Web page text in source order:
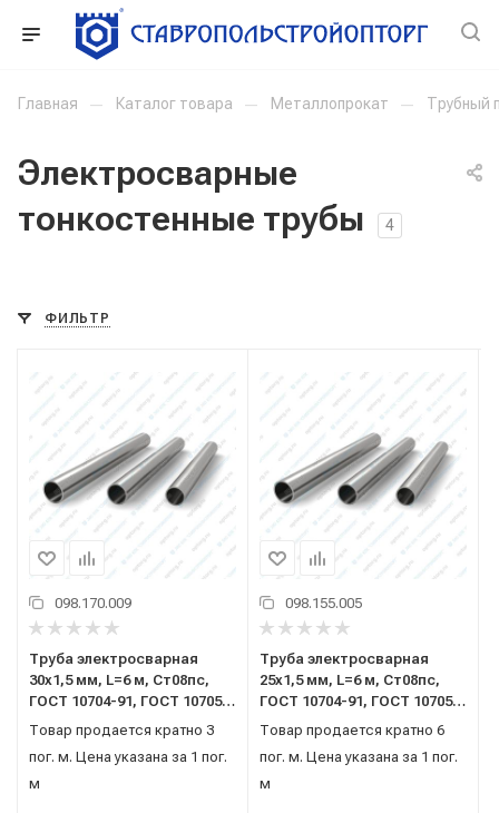
Главная — Каталог товара — Металлопрокат — Трубный
Электросварные
тонкостенные трубы
4
ФИЛЬТР
098.170.009
Труба электросварная
30x1,5 мм, L=6 м, Ст08пс,
ГОСТ 10704-91, ГОСТ 10705-
80, (теор. вес)
Товар продается кратно 3
пог. м. Цена указана за 1 пог.
м
098.155.005
Труба электросварная
25x1,5 мм, L=6 м, Ст08пс,
ГОСТ 10704-91, ГОСТ 10705-
80, (теор. вес)
Товар продается кратно 6
пог. м. Цена указана за 1 пог.
м